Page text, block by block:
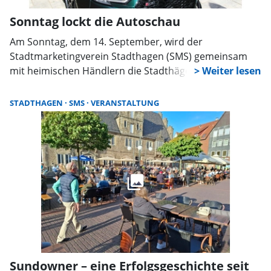
Sonntag lockt die Autoschau
Am Sonntag, dem 14. September, wird der
Stadtmarketingverein Stadthagen (SMS) gemeinsam
mit heimischen Händlern die Stadthäger Autoschau
ein Teil des Marktplatzes sowie der Obern- und der
Niedernstraße in einen großen Open-Air-Autosalon.
Dies wird ergänzt um den Verkaufsoffenen Sonntag
von 13 Uhr bis 18.
STADTHAGEN SMS VERANSTALTUNG
Sundowner – eine Erfolgsgeschichte seit